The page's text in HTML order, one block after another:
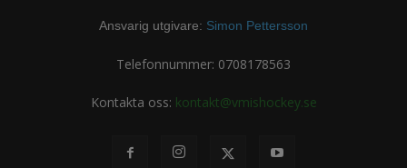
Ansvarig utgivare: Simon Pettersson
Telefonnummer: 0708178563
Kontakta oss: kontakt@vmishockey.se